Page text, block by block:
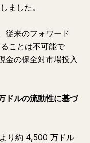
ました。
従来のフォワード
ことは不可能で
金の保全対市場投入
ドルの流動性に基づ
り約 4,500 万ドル